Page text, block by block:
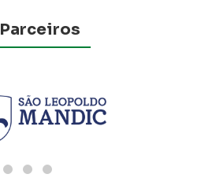
Parceiros